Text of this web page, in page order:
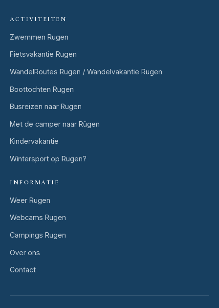
ACTIVITEITEN
Zwemmen Rugen
Fietsvakantie Rugen
WandelRoutes Rugen / Wandelvakantie Rugen
Boottochten Rugen
Busreizen naar Rugen
Met de camper naar Rügen
Kindervakantie
Wintersport op Rugen?
INFORMATIE
Weer Rugen
Webcams Rugen
Campings Rugen
Over ons
Contact